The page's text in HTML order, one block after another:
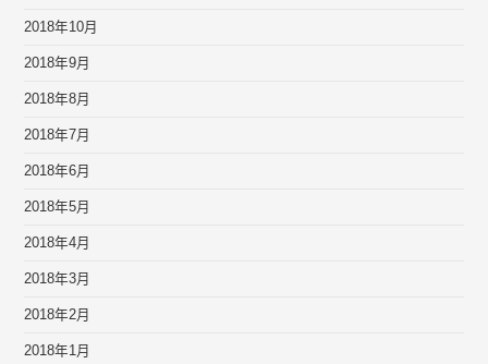
2018年10月
2018年9月
2018年8月
2018年7月
2018年6月
2018年5月
2018年4月
2018年3月
2018年2月
2018年1月